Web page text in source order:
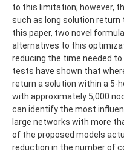
to this limitation; however,
such as long solution return
this paper, two novel
alternatives to this
reducing the time needed
tests have shown that
return a solution within a 5-
with approximately 5,000
can identify the most
large networks with more
of the proposed models
reduction in the number of